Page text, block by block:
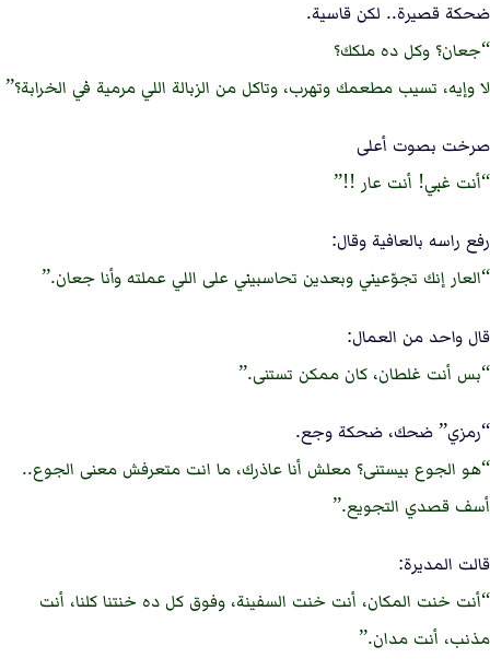
ضحكة قصيرة.. لكن قاسية.
جعان؟ وكل ده ملكك؟
لا وإيه، تسيب مطعمك وتهرب، وتاكل من الزبالة اللي مرمية في الخرابة؟
صرخت بصوت أعلى
أنت غبي! أنت عار !!
رفع راسه بالعافية وقال:
العار إنك تجوّعيني وبعدين تحاسبيني على اللي عملته وأنا جعان.
قال واحد من العمال:
بس أنت غلطان، كان ممكن تستنى.
“رمزي” ضحك، ضحكة وجع.
هو الجوع بيستنى؟ معلش أنا عاذرك، ما انت متعرفش معنى الجوع..
أسف قصدي التجويع.
قالت المديرة:
أنت خنت المكان، أنت خنت السفينة، وفوق كل ده خنتنا كلنا، أنت
مذنب، أنت مدان.